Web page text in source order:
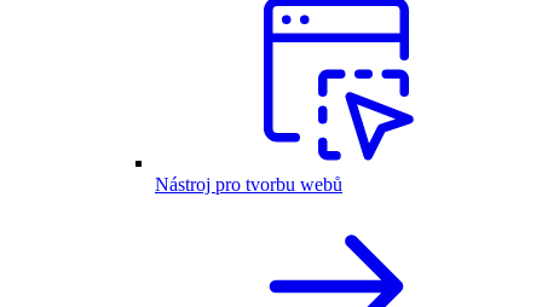
Nástroj pro tvorbu webů